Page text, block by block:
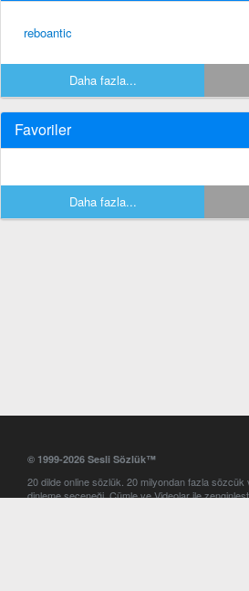
reboantic
Daha fazla...
Favoriler
Daha fazla...
© 1999-2026 Sesli Sözlük™
20 dilde online sözlük. 20 milyondan fazla sözcük
dinleme seçeneği. Cümle ve Videolar ile